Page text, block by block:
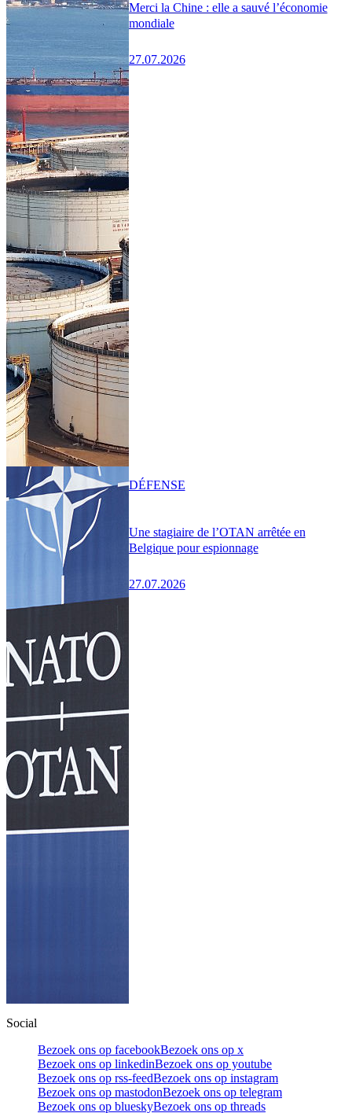
Merci la Chine : elle a sauvé l’économie
mondiale
27.07.2026
Une stagiaire de l’OTAN arrêtée en
Belgique pour espionnage
27.07.2026
DÉFENSE
Social
Bezoek ons op facebookBezoek ons op x
Bezoek ons op linkedinBezoek ons op youtube
Bezoek ons op rss-feedBezoek ons op instagram
Bezoek ons op mastodonBezoek ons op telegram
Bezoek ons op blueskyBezoek ons op threads